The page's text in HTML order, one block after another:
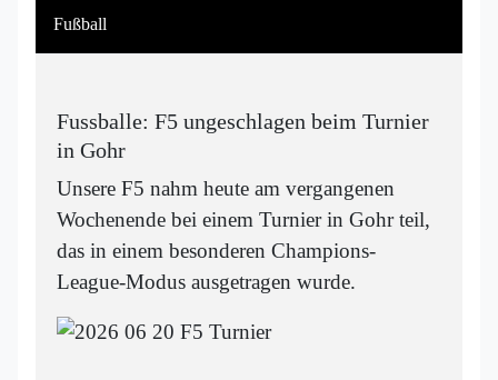
Fußball
Fussballe: F5 ungeschlagen beim Turnier
in Gohr
Unsere F5 nahm heute am vergangenen
Wochenende bei einem Turnier in Gohr teil,
das in einem besonderen Champions-
League-Modus ausgetragen wurde.